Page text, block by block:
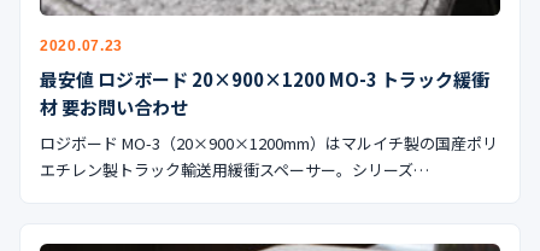
2020.07.23
最安値 ロジボード 20×900×1200 MO-3 トラック緩衝
材 要お問い合わせ
ロジボード MO-3（20×900×1200mm）はマルイチ製の国産ポリ
エチレン製トラック輸送用緩衝スペーサー。シリーズ…